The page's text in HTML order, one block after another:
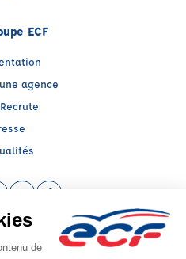
ECF
agence
Recrute
(nouvelle fenêtre)
(nouvelle fenêtre)
YouTube (nouvelle fenêtre)
TikTok (nouvelle fenêtre)
- Capital social: 200000€
FR 12 538947326